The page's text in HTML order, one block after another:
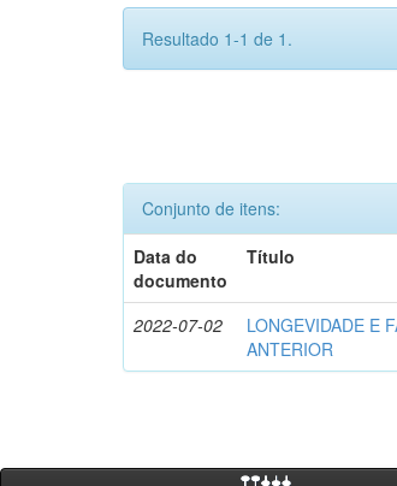
Resultado 1-1 de 1.
Conjunto de itens:
Data do
documento
Título
2022-07-02
LONGEVIDADE E
ANTERIOR